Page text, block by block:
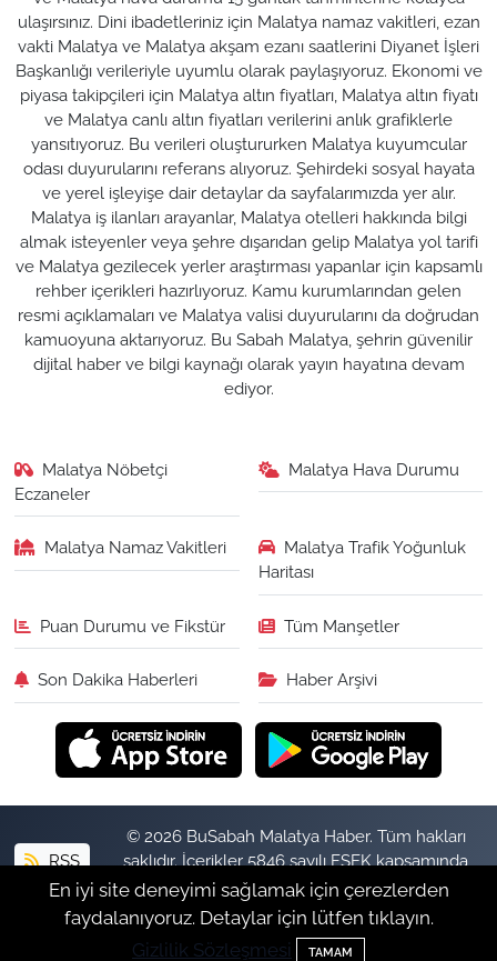
ulaşırsınız. Dini ibadetleriniz için Malatya namaz vakitleri, ezan
vakti Malatya ve Malatya akşam ezanı saatlerini Diyanet İşleri
Başkanlığı verileriyle uyumlu olarak paylaşıyoruz. Ekonomi ve
piyasa takipçileri için Malatya altın fiyatları, Malatya altın fiyatı
ve Malatya canlı altın fiyatları verilerini anlık grafiklerle
yansıtıyoruz. Bu verileri oluştururken Malatya kuyumcular
odası duyurularını referans alıyoruz. Şehirdeki sosyal hayata
ve yerel işleyişe dair detaylar da sayfalarımızda yer alır.
Malatya iş ilanları arayanlar, Malatya otelleri hakkında bilgi
almak isteyenler veya şehre dışarıdan gelip Malatya yol tarifi
ve Malatya gezilecek yerler araştırması yapanlar için kapsamlı
rehber içerikleri hazırlıyoruz. Kamu kurumlarından gelen
resmi açıklamaları ve Malatya valisi duyurularını da doğrudan
kamuoyuna aktarıyoruz. Bu Sabah Malatya, şehrin güvenilir
dijital haber ve bilgi kaynağı olarak yayın hayatına devam
ediyor.
Malatya Nöbetçi
Eczaneler
Malatya Hava Durumu
Malatya Namaz Vakitleri
Malatya Trafik Yoğunluk
Haritası
Puan Durumu ve Fikstür Tüm Manşetler
Son Dakika Haberleri Haber Arşivi
RSS
© 2026 BuSabah Malatya Haber. Tüm hakları
saklıdır. İçerikler 5846 sayılı FSEK kapsamında
izinsiz kopyalanamaz.
Haber Yazılımı:TE Bilişim
En iyi site deneyimi sağlamak için çerezlerden
faydalanıyoruz. Detaylar için lütfen tıklayın.
Gizlilik Sözleşmesi
TAMAM